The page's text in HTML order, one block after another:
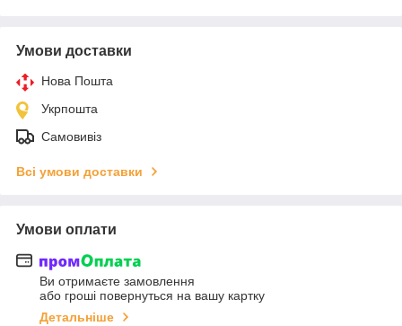
Умови доставки
Нова Пошта
Укрпошта
Самовивіз
Всі умови доставки
Умови оплати
Ви отримаєте замовлення
або гроші повернуться на вашу картку
Детальніше